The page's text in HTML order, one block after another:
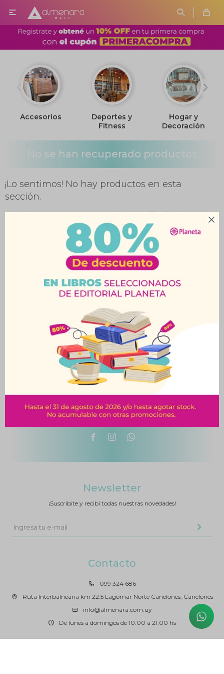


Accesorios
Deportes y
Fitness
Hogar y
Decoración
No se han recuperado productos
¡Lo sentimos! No hay productos en esta
sección.
Inténtalo nuevamente con otros criterios de filtrado o busca en
otras secciones de nuestro catálogo.
  
Contacto
099 324 686
Ruta Interbalnearia km 22.5 Lagomar Norte Canelones, Canelones
info@almenara.com.uy
De lunes a domingos de 10:00 a 21:00 hs
Newsletter
¡Suscribite y recibí todas nuestras novedades!